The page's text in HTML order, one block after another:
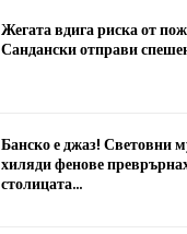
Жегата вдига риска от
Сандански отправи
Банско е джаз! Световни
хиляди фенове
столицата...